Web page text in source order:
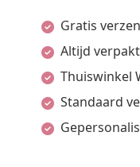
Gratis
Altijd
Thuiswinkel
Standaard